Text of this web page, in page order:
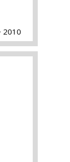
2010